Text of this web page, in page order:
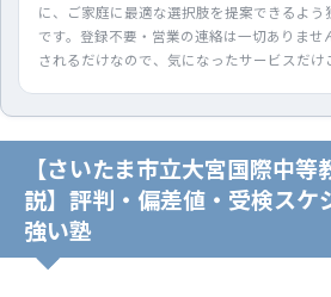
に、ご家庭に最適な選択肢を提案できるよ
です。登録不要・営業の連絡は一切ありませ
されるだけなので、気になったサービスだけ
【さいたま市立大宮国際中
説】評判・偏差値・受検スケ
強い塾